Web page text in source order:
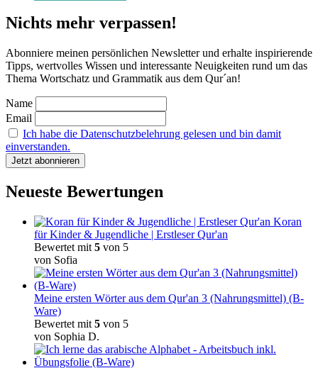
weist
mehrere
auf.
Die
Optionen
können
Produktseite
Nichts mehr verpassen!
Abonniere meinen persönlichen Newsletter und erhalte inspirierende
Tipps, wertvolles Wissen und interessante Neuigkeiten rund um das
Thema Wortschatz und Grammatik aus dem Qur´an!
Name
Email
Ich habe die Datenschutzbelehrung gelesen und bin damit
einverstanden.
Neueste Bewertungen
Koran
für Kinder & Jugendliche | Erstleser Qur'an
Bewertet mit 5 von 5
von Sofia
Meine ersten Wörter aus dem Qur'an 3 (Nahrungsmittel) (B-
Ware)
Bewertet mit 5 von 5
von Sophia D.